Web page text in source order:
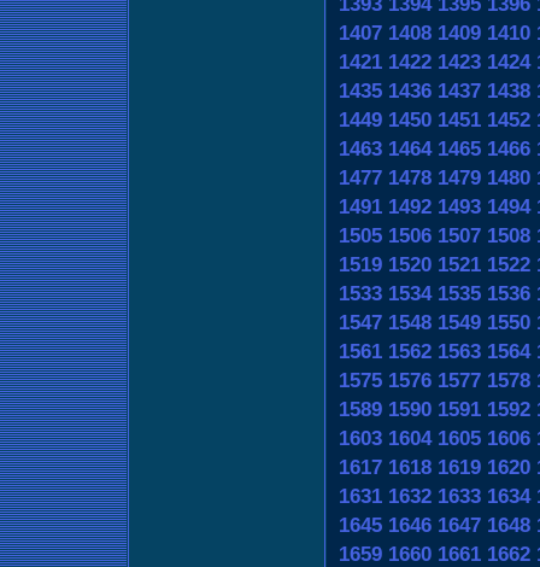
1407 1408 1409 1410
1421 1422 1423 1424
1435 1436 1437 1438
1449 1450 1451 1452
1463 1464 1465 1466
1477 1478 1479 1480
1491 1492 1493 1494
1505 1506 1507 1508
1519 1520 1521 1522
1533 1534 1535 1536
1547 1548 1549 1550
1561 1562 1563 1564
1575 1576 1577 1578
1589 1590 1591 1592
1603 1604 1605 1606
1617 1618 1619 1620
1631 1632 1633 1634
1645 1646 1647 1648
1659 1660 1661 1662